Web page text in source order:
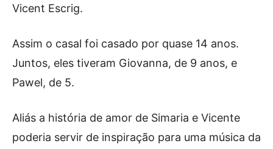
Vicent Escrig.
Assim o casal foi casado por quase 14 anos.
Juntos, eles tiveram Giovanna, de 9 anos, e
Pawel, de 5.
Aliás a história de amor de Simaria e Vicente
poderia servir de inspiração para uma música da